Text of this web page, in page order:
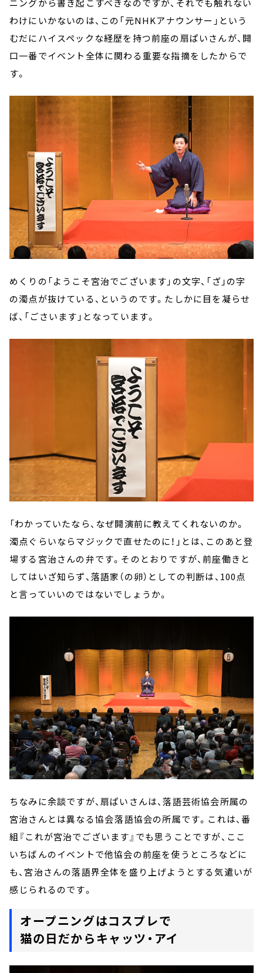
ニングから書き起こすべきなのですが、それでも触れない
わけにいかないのは、この「元NHKアナウンサー」という
むだにハイスペックな経歴を持つ前座の扇ぱいさんが、開
口一番でイベント全体に関わる重要な指摘をしたからで
す。
めくりの「ようこそ宮治でございます」の文字、「ざ」の字
の濁点が抜けている、というのです。たしかに目を凝らせ
ば、「ごさいます」となっています。
「わかっていたなら、なぜ開演前に教えてくれないのか。
濁点ぐらいならマジックで直せたのに！」とは、このあと登
場する宮治さんの弁です。そのとおりですが、前座働きと
してはいざ知らず、落語家（の卵）としての判断は、100点
と言っていいのではないでしょうか。
ちなみに余談ですが、扇ぱいさんは、落語芸術協会所属の
宮治さんとは異なる協会――落語協会の所属です。これは、番
組『これが宮治でございます』でも思うことですが、ここ
いちばんのイベントで他協会の前座を使うところなどに
も、宮治さんの落語界全体を盛り上げようとする気遣いが
感じられるのです。
オープニングはコスプレで
猫の日だからキャッツ・アイ